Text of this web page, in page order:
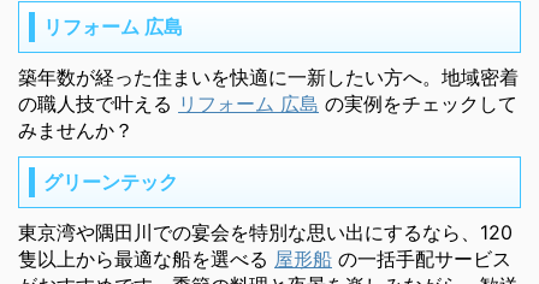
リフォーム 広島
築年数が経った住まいを快適に一新したい方へ。地域密着
の職人技で叶える リフォーム 広島 の実例をチェックして
みませんか？
グリーンテック
東京湾や隅田川での宴会を特別な思い出にするなら、120
隻以上から最適な船を選べる 屋形船 の一括手配サービス